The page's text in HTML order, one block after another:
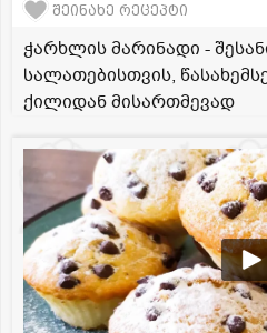
შეინახე რეცეპტი
ჭარხლის მარინადი -
სალათებისთვის,
ქილიდან მისართმევად